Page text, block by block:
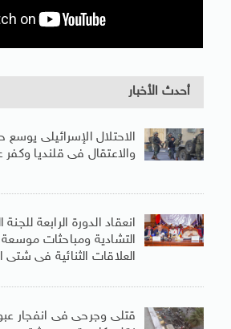
أحدث الأخبار
الاحتلال الإسرائيلى
والاعتقال فى قلنديا
انعقاد الدورة الرابعة
التشادية ومباحثات
العلاقات الثنائية فى شتى
قتلى وجرحى فى انفجار